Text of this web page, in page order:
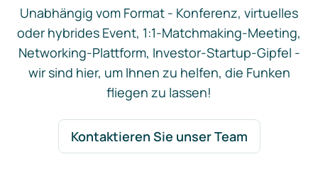
Unabhängig vom Format - Konferenz, virtuelles
oder hybrides Event, 1:1-Matchmaking-Meeting,
Networking-Plattform, Investor-Startup-Gipfel -
wir sind hier, um Ihnen zu helfen, die Funken
fliegen zu lassen!
Kontaktieren Sie unser Team